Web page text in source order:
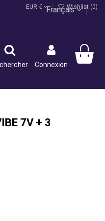
Français
EUR € Wishlist (0)
Connexion
7V + 3